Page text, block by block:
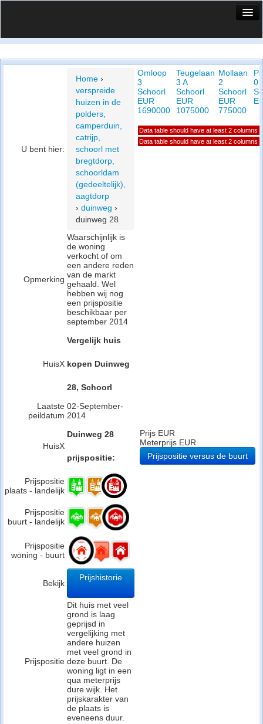
Vergelijk prijsposities - wijk
Privacy beleid
U bent hier:
Home ›
verspreide
huizen in de
polders,
camperduin,
catrijp,
schoorl met
bregtdorp,
schoorldam
(gedeeltelijk),
aagtdorp
› duinweg ›
duinweg 28
Opmerking
Waarschijnlijk is
de woning
verkocht of om
een andere reden
van de markt
gehaald. Wel
hebben wij nog
een prijspositie
beschikbaar per
september 2014
HuisX
Vergelijk huis
kopen Duinweg
28, Schoorl
Laatste
peildatum
02-September-
2014
HuisX
Duinweg 28
prijspositie:
Prijspositie
plaats - landelijk
Prijspositie
buurt - landelijk
Prijspositie
woning - buurt
Bekijk
Prijshistorie
Prijspositie
Dit huis met veel
grond is laag
geprijsd in
vergelijking met
andere huizen
met veel grond in
deze buurt. De
woning ligt in een
qua meterprijs
dure wijk. Het
prijskarakter van
de plaats is
eveneens duur.
Omloop
3
Schoorl
EUR
1690000
Teugelaan
3 A
Schoorl
EUR
1075000
Mollaan
2
Schoorl
EUR
775000
0
Data table should have at least 2 columns
Data table should have at least 2 columns
Prijs EUR
Meterprijs EUR
Prijspositie versus de buurt